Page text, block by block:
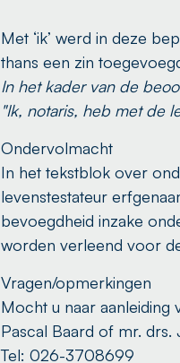
Met ‘ik’ werd in deze
thans een zin
In het kader van de
"Ik, notaris, heb met de
Ondervolmacht
In het tekstblok over
levenstestateur
bevoegdheid inzake
worden verleend voor
Vragen/opmerkingen
Mocht u naar
Pascal Baard of mr. drs.
Tel: 026-3708699